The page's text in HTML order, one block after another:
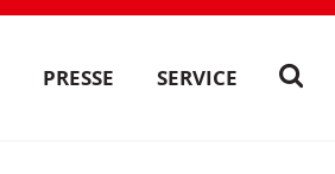
PRESSE SERVICE